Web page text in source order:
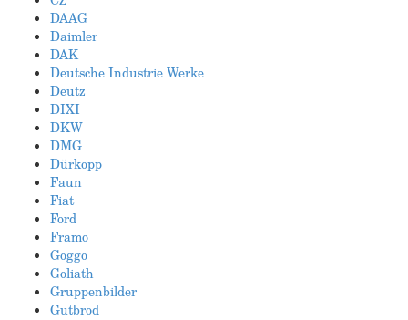
DAAG
Daimler
DAK
Deutsche Industrie Werke
Deutz
DIXI
DKW
DMG
Dürkopp
Faun
Fiat
Ford
Framo
Goggo
Goliath
Gruppenbilder
Gutbrod